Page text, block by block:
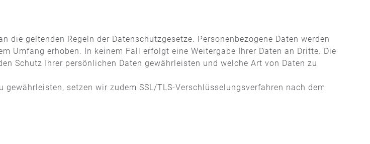
geltenden Regeln der Datenschutzgesetze. Personenbezogene Daten werden
Umfang erhoben. In keinem Fall erfolgt eine Weitergabe Ihrer Daten an Dritte. Die
Schutz Ihrer persönlichen Daten gewährleisten und welche Art von Daten zu
setzen wir zudem SSL/TLS-Verschlüsselungsverfahren nach dem